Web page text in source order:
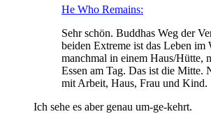
He Who Remains:
Sehr schön. Buddhas Weg der
beiden Extreme ist das Leben im
manchmal in einem Haus/Hütte,
Essen am Tag. Das ist die Mitte.
mit Arbeit, Haus, Frau und Kind.
Ich sehe es aber genau um-ge-kehrt.